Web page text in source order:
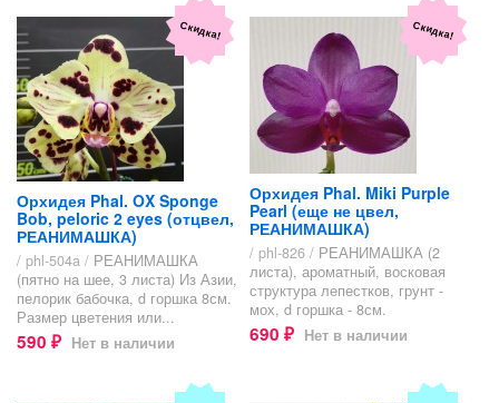
Скидка!
Орхидея Phal. OX Sponge
Bob, peloric 2 eyes (отцвел,
РЕАНИМАШКА)
/ phl-504a / РЕАНИМАШКА
(пятно на шее, 3 листа) Из Азии,
пелорик бабочка, d горшка 8см.
Размер цветения или...
590 ₽ Нет в наличии
Скидка!
Орхидея Phal. Miki Purple
Pearl (еще не цвел,
РЕАНИМАШКА)
/ phl-826 / РЕАНИМАШКА (2
листа), ароматный, восковая
структура лепестков, грунт -
мох, d горшка - 8см.
690 ₽ Нет в наличии